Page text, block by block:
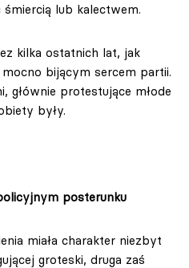
lub kalectwem.
kilka ostatnich lat, jak
bijącym sercem partii.
głównie protestujące młode
były.
posterunku
miała charakter niezbyt
groteski, druga zaś